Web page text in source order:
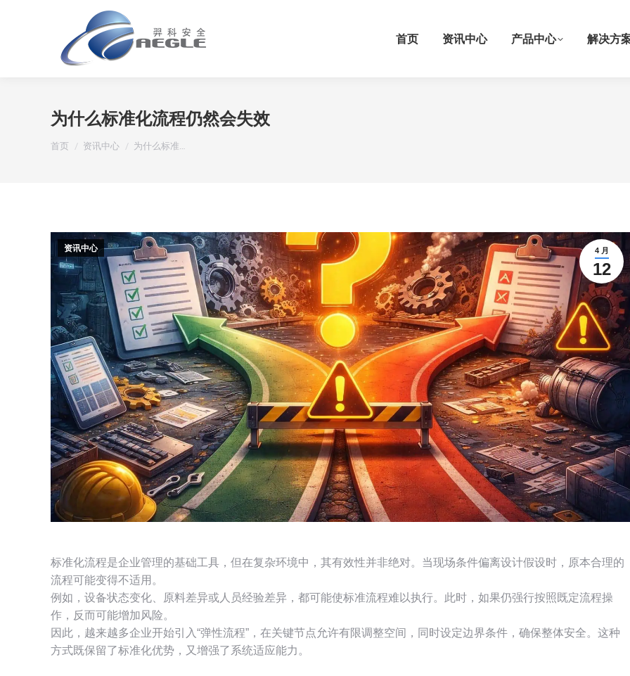
首页 资讯中心 产品中心 解决方
为什么标准化流程仍然会失效
您在这里：
首页 资讯中心 为什么标准…
4 月
12
资讯中心
标准化流程是企业管理的基础工具，但在复杂环境中，其有效性并非绝对。当现场条件偏离设计假设时，原本合理的
流程可能变得不适用。
例如，设备状态变化、原料差异或人员经验差异，都可能使标准流程难以执行。此时，如果仍强行按照既定流程操
作，反而可能增加风险。
因此，越来越多企业开始引入“弹性流程”，在关键节点允许有限调整空间，同时设定边界条件，确保整体安全。这种
方式既保留了标准化优势，又增强了系统适应能力。